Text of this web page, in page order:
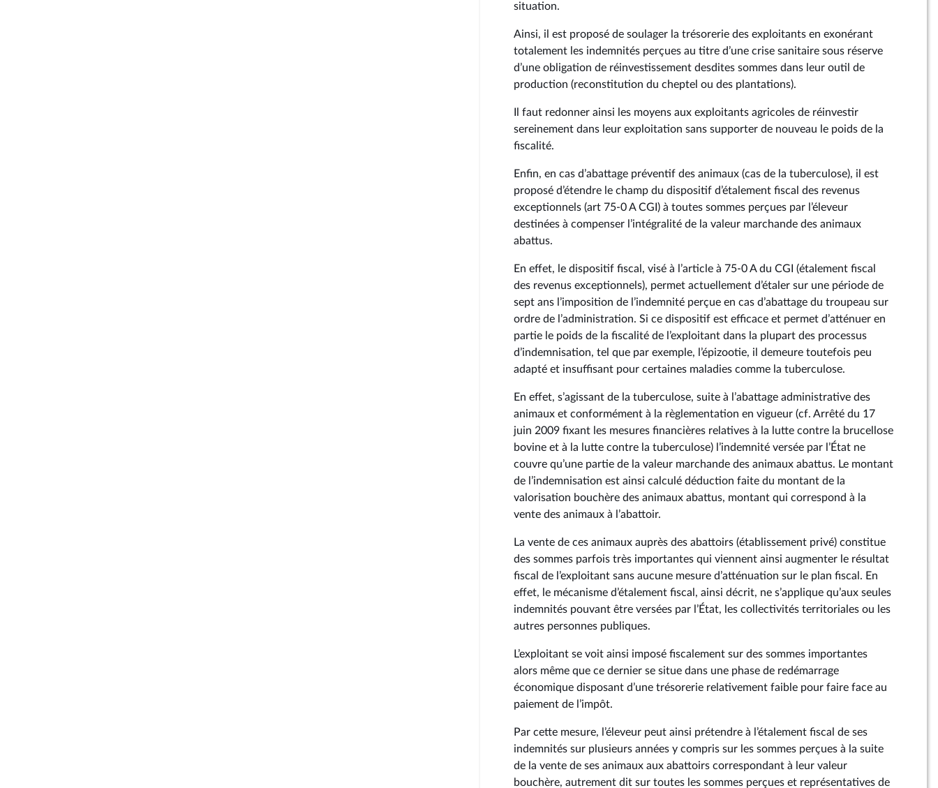
situation.
Ainsi, il est proposé de soulager la trésorerie des exploitants en exonérant
totalement les indemnités perçues au titre d’une crise sanitaire sous réserve
d’une obligation de réinvestissement desdites sommes dans leur outil de
production (reconstitution du cheptel ou des plantations).
Il faut redonner ainsi les moyens aux exploitants agricoles de réinvestir
sereinement dans leur exploitation sans supporter de nouveau le poids de la
fiscalité.
Enfin, en cas d’abattage préventif des animaux (cas de la tuberculose), il est
proposé d’étendre le champ du dispositif d’étalement fiscal des revenus
exceptionnels (art 75‑0 A CGI) à toutes sommes perçues par l’éleveur
destinées à compenser l’intégralité de la valeur marchande des animaux
abattus.
En effet, le dispositif fiscal, visé à l’article à 75‑0 A du CGI (étalement fiscal
des revenus exceptionnels), permet actuellement d’étaler sur une période de
sept ans l’imposition de l’indemnité perçue en cas d’abattage du troupeau sur
ordre de l’administration. Si ce dispositif est efficace et permet d’atténuer en
partie le poids de la fiscalité de l’exploitant dans la plupart des processus
d’indemnisation, tel que par exemple, l’épizootie, il demeure toutefois peu
adapté et insuffisant pour certaines maladies comme la tuberculose.
En effet, s’agissant de la tuberculose, suite à l’abattage administrative des
animaux et conformément à la règlementation en vigueur (cf. Arrêté du 17
juin 2009 fixant les mesures financières relatives à la lutte contre la brucellose
bovine et à la lutte contre la tuberculose) l’indemnité versée par l’État ne
couvre qu’une partie de la valeur marchande des animaux abattus. Le montant
de l’indemnisation est ainsi calculé déduction faite du montant de la
valorisation bouchère des animaux abattus, montant qui correspond à la
vente des animaux à l’abattoir.
La vente de ces animaux auprès des abattoirs (établissement privé) constitue
des sommes parfois très importantes qui viennent ainsi augmenter le résultat
fiscal de l’exploitant sans aucune mesure d’atténuation sur le plan fiscal. En
effet, le mécanisme d’étalement fiscal, ainsi décrit, ne s’applique qu’aux seules
indemnités pouvant être versées par l’État, les collectivités territoriales ou les
autres personnes publiques.
L’exploitant se voit ainsi imposé fiscalement sur des sommes importantes
alors même que ce dernier se situe dans une phase de redémarrage
économique disposant d’une trésorerie relativement faible pour faire face au
paiement de l’impôt.
Par cette mesure, l’éleveur peut ainsi prétendre à l’étalement fiscal de ses
indemnités sur plusieurs années y compris sur les sommes perçues à la suite
de la vente de ses animaux aux abattoirs correspondant à leur valeur
bouchère, autrement dit sur toutes les sommes perçues et représentatives de